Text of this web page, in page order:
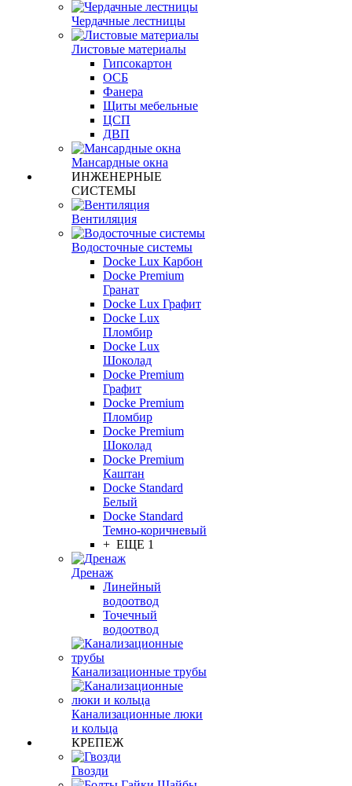
Чердачные лестницы
Листовые материалы
Гипсокартон
ОСБ
Фанера
Щиты мебельные
ЦСП
ДВП
Мансардные окна
ИНЖЕНЕРНЫЕ
СИСТЕМЫ
Вентиляция
Водосточные системы
Docke Lux Карбон
Docke Premium
Гранат
Docke Lux Графит
Docke Lux
Пломбир
Docke Lux
Шоколад
Docke Premium
Графит
Docke Premium
Пломбир
Docke Premium
Шоколад
Docke Premium
Каштан
Docke Standard
Белый
Docke Standard
Темно-коричневый
+ ЕЩЕ 1
Дренаж
Линейный
водоотвод
Точечный
водоотвод
Канализационные трубы
Канализационные люки
и кольца
КРЕПЕЖ
Гвозди